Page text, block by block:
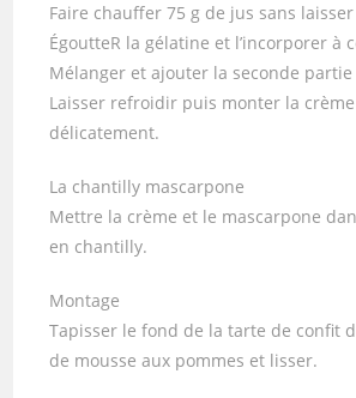
Faire chauffer 75 g de jus sans
ÉgoutteR la gélatine et l’incorporer à
Mélanger et ajouter la seconde
Laisser refroidir puis monter la crème
délicatement.
La chantilly mascarpone
Mettre la crème et le mascarpone
en chantilly.
Montage
Tapisser le fond de la tarte de confit
de mousse aux pommes et lisser.